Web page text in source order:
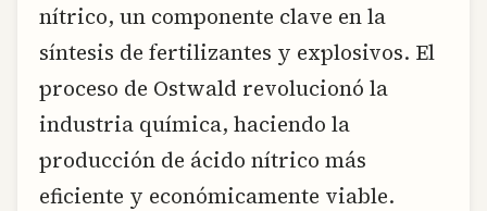
nítrico, un componente clave en la
síntesis de fertilizantes y explosivos. El
proceso de Ostwald revolucionó la
industria química, haciendo la
producción de ácido nítrico más
eficiente y económicamente viable.